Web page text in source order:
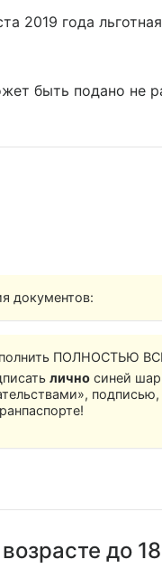
2019 года
быть подано не
документов:
ПОЛНОСТЬЮ
лично синей
подписью,
!
до